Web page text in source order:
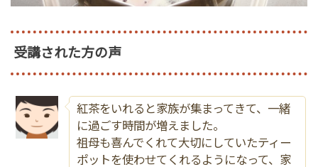
受講された方の声
紅茶をいれると家族が集まってきて、一緒
に過ごす時間が増えました。
祖母も喜んでくれて大切にしていたティー
ポットを使わせてくれるようになって、家